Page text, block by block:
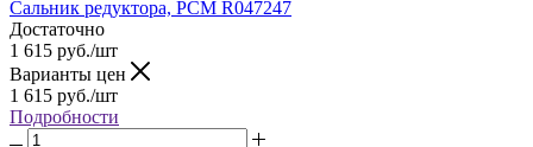
Сальник редуктора, PCM R047247
Достаточно
1 615 руб./шт
Варианты цен
1 615 руб./шт
Подробности